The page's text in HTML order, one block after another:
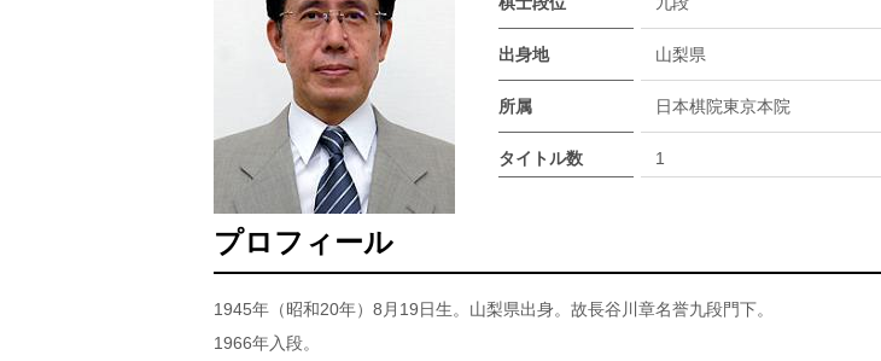
出身地 山梨県
所属 日本棋院東京本院
タイトル数 1
プロフィール
1945年（昭和20年）8月19日生。山梨県出身。故長谷川章名誉九段門下。
1966年入段。